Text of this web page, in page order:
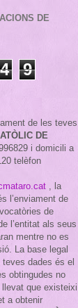
DE
4 9
de les teves
DE
i domicili a
telèfon
la
l’enviament de
de
l’entitat als seus
mentre no es
La base legal
dades és el
obtingudes no
que existeixi
a obtenir